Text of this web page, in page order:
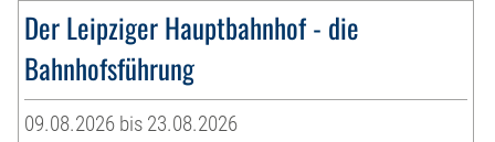
Der Leipziger Hauptbahnhof - die
Bahnhofsführung
09.08.2026 bis 23.08.2026